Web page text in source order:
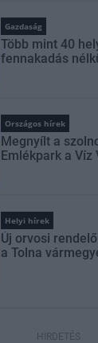
Gazdaság
Több mint 40
fennakadás
Országos hírek
Megnyílt a
Emlékpark a Víz
Helyi hírek
Új orvosi
a Tolna
HIRDETÉS